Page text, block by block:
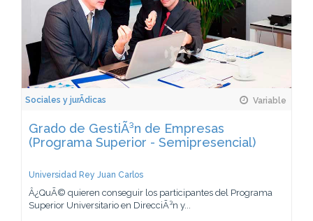
Sociales y jurÃ­dicas Variable
Grado de GestiÃ³n de Empresas
(Programa Superior - Semipresencial)
Universidad Rey Juan Carlos
Â¿QuÃ© quieren conseguir los participantes del Programa
Superior Universitario en DirecciÃ³n y...